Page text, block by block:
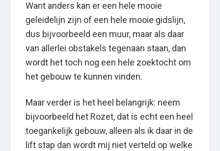
Want anders kan er een hele mooie
geleidelijn zijn of een hele mooie gidslijn,
dus bijvoorbeeld een muur, maar als daar
van allerlei obstakels tegenaan staan, dan
wordt het toch nog een hele zoektocht om
het gebouw te kunnen vinden.
Maar verder is het heel belangrijk: neem
bijvoorbeeld het Rozet, dat is echt een heel
toegankelijk gebouw, alleen als ik daar in de
lift stap dan wordt mij niet verteld op welke